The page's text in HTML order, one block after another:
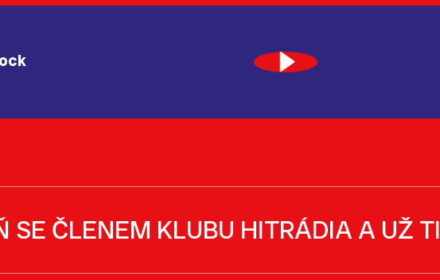
SE ČLENEM KLUBU HITRÁDIA A UŽ TI